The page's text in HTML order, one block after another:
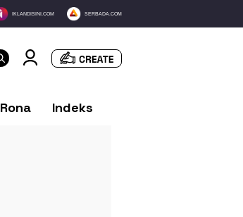
IKLANDISINI.COM SERBADA.COM
Rona Indeks